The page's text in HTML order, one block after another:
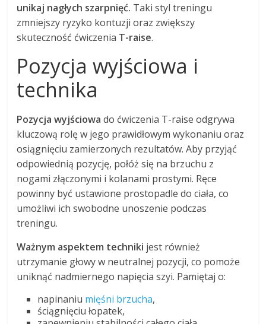
unikaj nagłych szarpnięć. Taki styl treningu
zmniejszy ryzyko kontuzji oraz zwiększy
skuteczność ćwiczenia T-raise.
Pozycja wyjściowa i
technika
Pozycja wyjściowa do ćwiczenia T-raise odgrywa
kluczową rolę w jego prawidłowym wykonaniu oraz
osiągnięciu zamierzonych rezultatów. Aby przyjąć
odpowiednią pozycję, połóż się na brzuchu z
nogami złączonymi i kolanami prostymi. Ręce
powinny być ustawione prostopadle do ciała, co
umożliwi ich swobodne unoszenie podczas
treningu.
Ważnym aspektem techniki jest również
utrzymanie głowy w neutralnej pozycji, co pomoże
uniknąć nadmiernego napięcia szyi. Pamiętaj o:
napinaniu mięśni brzucha,
ściągnięciu łopatek,